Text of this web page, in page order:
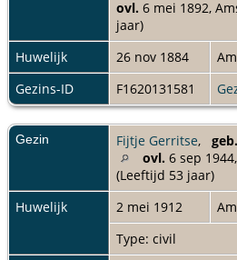
ovl. 6 mei 1892,
jaar)
Huwelijk
26 nov 1884
Gezins-ID
F1620131581
Gezin Fijtje Gerritse, geb.
ovl. 6 sep
(Leeftijd 53 jaar)
Huwelijk
2 mei 1912
Type: civil